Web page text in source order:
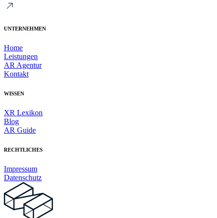
UNTERNEHMEN
Home
Leistungen
AR Agentur
Kontakt
WISSEN
XR Lexikon
Blog
AR Guide
RECHTLICHES
Impressum
Datenschutz